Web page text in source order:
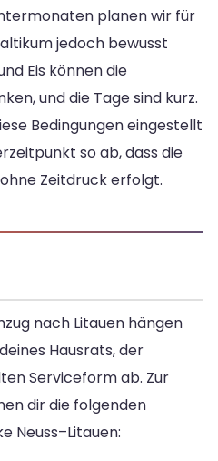
planen wir für
jedoch bewusst
Eis können die
und die Tage sind kurz.
Bedingungen eingestellt
so ab, dass die
Zeitdruck erfolgt.
nach Litauen hängen
Hausrats, der
Serviceform ab. Zur
dir die folgenden
Neuss–Litauen: